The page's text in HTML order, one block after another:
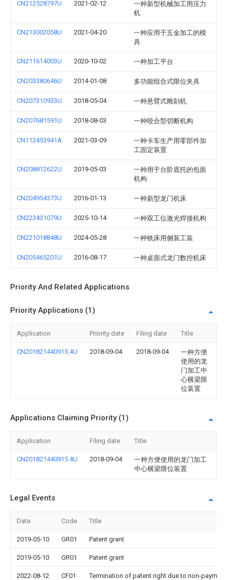
CN212528797U 2021-02-12
一种新型机械加工用压力
机
CN213002058U 2021-04-20
一种应用于五金加工的模
具
CN211614003U 2020-10-02 一种加工平台
CN203380646U 2014-01-08 多功能组合式限位夹具
CN207310933U 2018-05-04 一种悬臂式雕刻机
CN207681591U 2018-08-03 一种咬合型切断机构
CN112453941A 2021-03-09
一种卡车生产用零部件加
工固定装置
CN208812622U 2019-05-03
一种用于台阶底托的包面
机构
CN204954373U 2016-01-13 一种新型龙门机床
CN223431079U 2025-10-14 一种双工位激光焊接机构
CN221018848U 2024-05-28 一种铣床用侧装工装
CN205465201U 2016-08-17 一种桌面式龙门数控机床
Priority And Related Applications
Priority Applications (1)
Application Priority date Filing date Title
CN201821440915.4U 2018-09-04 2018-09-04
一种方便
使用的龙
门加工中
心横梁限
位装置
Applications Claiming Priority (1)
Application Filing date Title
CN201821440915.4U 2018-09-04
一种方便使用的龙门加工
中心横梁限位装置
Legal Events
Date Code Title
2019-05-10 GR01 Patent grant
2019-05-10 GR01 Patent grant
2022-08-12 CF01 Termination of patent right due to non-